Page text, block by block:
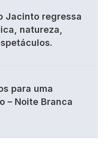
Jacinto regressa
natureza,
para uma
– Noite Branca